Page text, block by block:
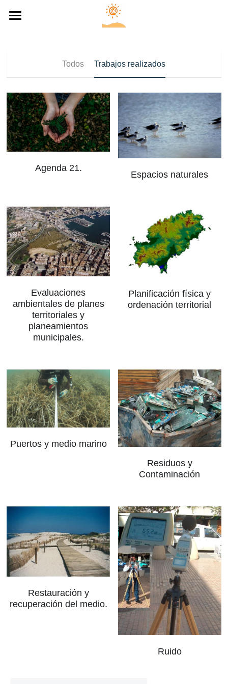
Normativa
Contacto
Todos Trabajos realizados
Agenda 21.
Espacios naturales
Evaluaciones
ambientales de planes
territoriales y
planeamientos
municipales.
Planificación física y
ordenación territorial
Puertos y medio marino
Residuos y
Contaminación
Restauración y
recuperación del medio.
Ruido
CATEGORÍAS DE BLOG
Enlaces